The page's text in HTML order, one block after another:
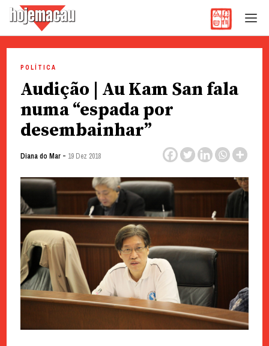
content
POLÍTICA
Audição | Au Kam San fala
numa “espada por
desembainhar”
Diana do Mar- 19 Dez 2018